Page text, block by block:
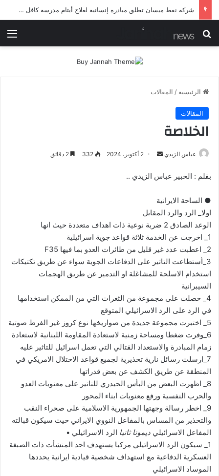
شرطة ميسان تلقي القبض على مطلقي العيارات النارية أثناء تشييع جنائزي في العمارة
بحث عن
الرئيسية / المقالات
المقالات
الخلاصة
عباس الزيدي
أرسل
إلكترونيا
2 أكتوبر، 2024 332
بقلم : الخبير عباس الزيدي ..
● الساحة الايرانية
اولا_ الرد والرد المقابل
الوعد الصادق 2 ضربة نوعية ذات اهداف متعددة حيث انها
1_ اخرجت عن الخدمة ثلاثة قواعد جوية اسرائيلية
2_ اعطبت عدد غير قليل من طائرات العدو بما فيها F35
3_أستطاعت التاثير على الدفاعات الجوية سواء عن طريق تكتيكات
استخدام الاسلحة للمشاغلة او التدمير عن طريق الهجمات
السيبرانية
4_ حصلت على مجموعة من الثغرات التي من الممكن استخدامها
في الرد على الرد الاسرائيلي المتوقع
5_ اختبرت مجموعة جديدة من صواريخها نوع كروز غير الفرط صوتية
6_وفرت ضغطا ومساحة زمنية لاستعادة المقاومة اللبنانية لاستعادة
زمام المبادرة والاستعداد القتالي التي تعمل اسرائيل للتاثير عليه
7_ارسلت رسائل نارية تحذيرية لجميع قواعد الاحتلال الامريكي في
المنطقة عن طريق الكشف عن بعض قدراتها
8_ اظهرت البعض من البأس الحيدري للتاثير على معنويات العدو
والحرب النفسية ورفع معنويات ابناء المحور
9_ اخطر رسالة وجهتها الجمهورية الاسلامية على صحراء النقب
والتحذير من المساس بالمفاعل النووي الايراني حيث سيكون قبالته
المفاعل الاسرائيلي ديمونا ثانيا الرد الاسرائيلي •
1_ سيكون الرد الاسرائيلي مركبا يستهدف احد المنشأت ذات الصبغة
العسكرية الدفاعية مع استهداف شخصية قيادية ايرانية يحددها
الموساد الاسرائيلي